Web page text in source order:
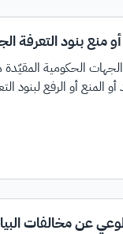
منع بنود التعرفة
الحكومية
المنع أو الرفع لبنود
عن مخالفات